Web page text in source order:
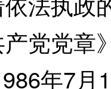
党党章
年7